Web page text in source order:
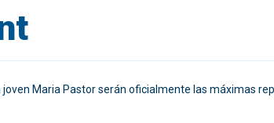
Maria Pastor serán oficialmente las máximas